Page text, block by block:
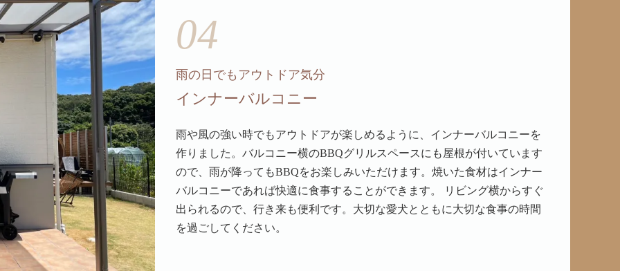
04
雨の日でもアウトドア気分
インナーバルコニー
雨や風の強い時でもアウトドアが楽しめるように、インナーバルコニーを
作りました。バルコニー横のBBQグリルスペースにも屋根が付いています
ので、雨が降ってもBBQをお楽しみいただけます。焼いた食材はインナー
バルコニーであれば快適に食事することができます。 リビング横からすぐ
出られるので、行き来も便利です。大切な愛犬とともに大切な食事の時間
を過ごしてください。